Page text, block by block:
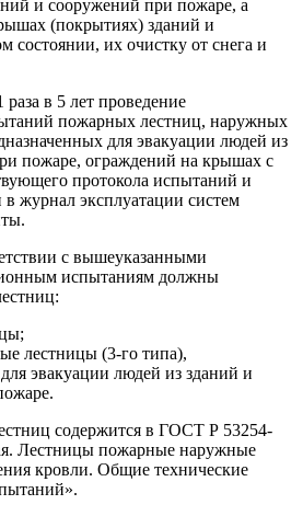
и сооружений при пожаре, а
(покрытиях) зданий и
состоянии, их очистку от снега и
в 5 лет проведение
пожарных лестниц, наружных
для эвакуации людей из
пожаре, ограждений на крышах с
протокола испытаний и
журнал эксплуатации систем
с вышеуказанными
испытаниям должны
лестницы (3-го типа),
эвакуации людей из зданий и
содержится в ГОСТ Р 53254-
Лестницы пожарные наружные
кровли. Общие технические